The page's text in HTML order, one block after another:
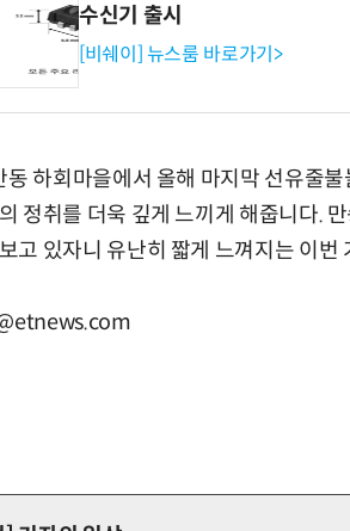
수신기 출시
[비쉐이] 뉴스룸 바로가기>
동 하회마을에서 올해 마지막 선유줄
정취를 더욱 깊게 느끼게 해줍니다.
고 있자니 유난히 짧게 느껴지는 이번